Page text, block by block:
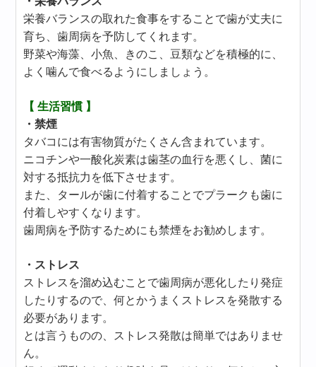
栄養バランスの取れた食事をすることで歯が丈夫に
育ち、歯周病を予防してくれます。
野菜や海藻、小魚、きのこ、豆類などを積極的に、
よく噛んで食べるようにしましょう。
【 生活習慣 】
・禁煙
タバコには有害物質がたくさん含まれています。
ニコチンや一酸化炭素は歯茎の血行を悪くし、菌に
対する抵抗力を低下させます。
また、タールが歯に付着することでプラークも歯に
付着しやすくなります。
歯周病を予防するためにも禁煙をお勧めします。
・ストレス
ストレスを溜め込むことで歯周病が悪化したり発症
したりするので、何とかうまくストレスを発散する
必要があります。
とは言うものの、ストレス発散は簡単ではありませ
ん。